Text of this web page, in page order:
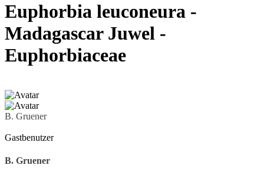
Euphorbia leuconeura -
Madagascar Juwel -
Euphorbiaceae
B. Gruener
Gastbenutzer
B. Gruener